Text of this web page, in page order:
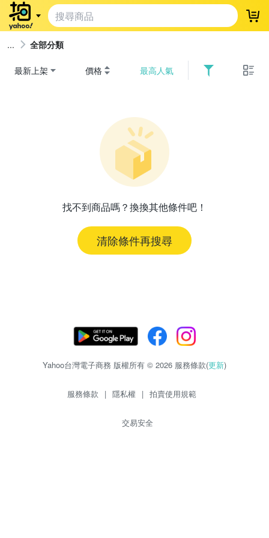
登
全部分類
最新上架 價格 最高人氣
找不到商品嗎？換換其他條件吧！
清除條件再搜尋
Yahoo台灣電子商務 版權所有 © 2026 服務條款(更新)
服務條款 | 隱私權 | 拍賣使用規範
交易安全